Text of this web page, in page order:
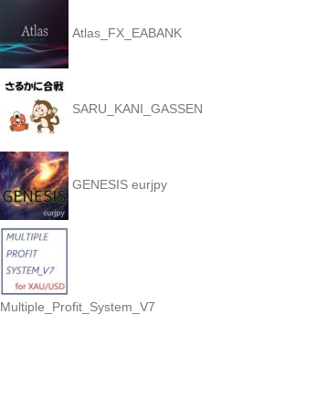
Atlas_FX_EABANK
SARU_KANI_GASSEN
GENESIS eurjpy
Multiple_Profit_System_V7